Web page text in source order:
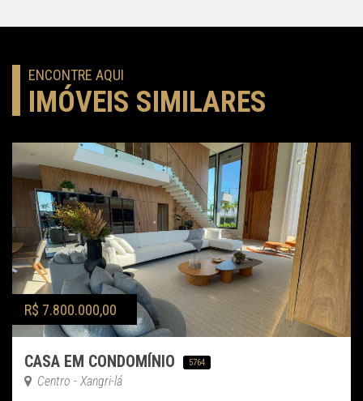
ENCONTRE AQUI
IMÓVEIS SIMILARES
R$ 7.800.000,00
CASA EM CONDOMÍNIO 5764
Centro - Xangri-lá